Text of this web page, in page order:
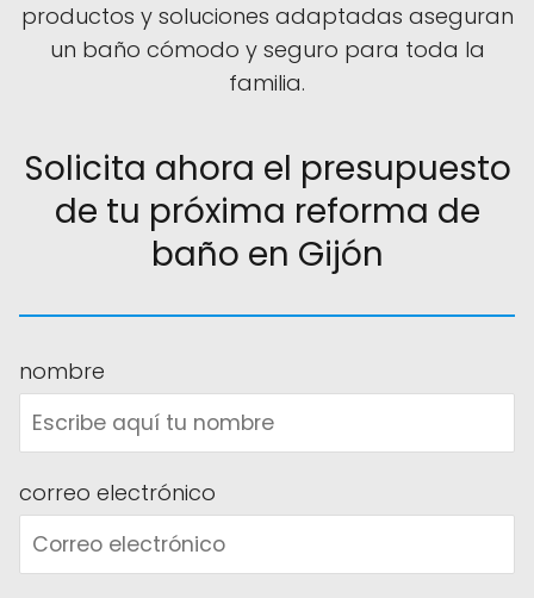
productos y soluciones adaptadas aseguran
un baño cómodo y seguro para toda la
familia.
Solicita ahora el presupuesto
de tu próxima reforma de
baño en Gijón
nombre
correo electrónico